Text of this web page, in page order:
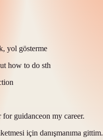
yol gösterme
how to do sth
for guidanceon my career.
etmesi için danışmanıma gittim.